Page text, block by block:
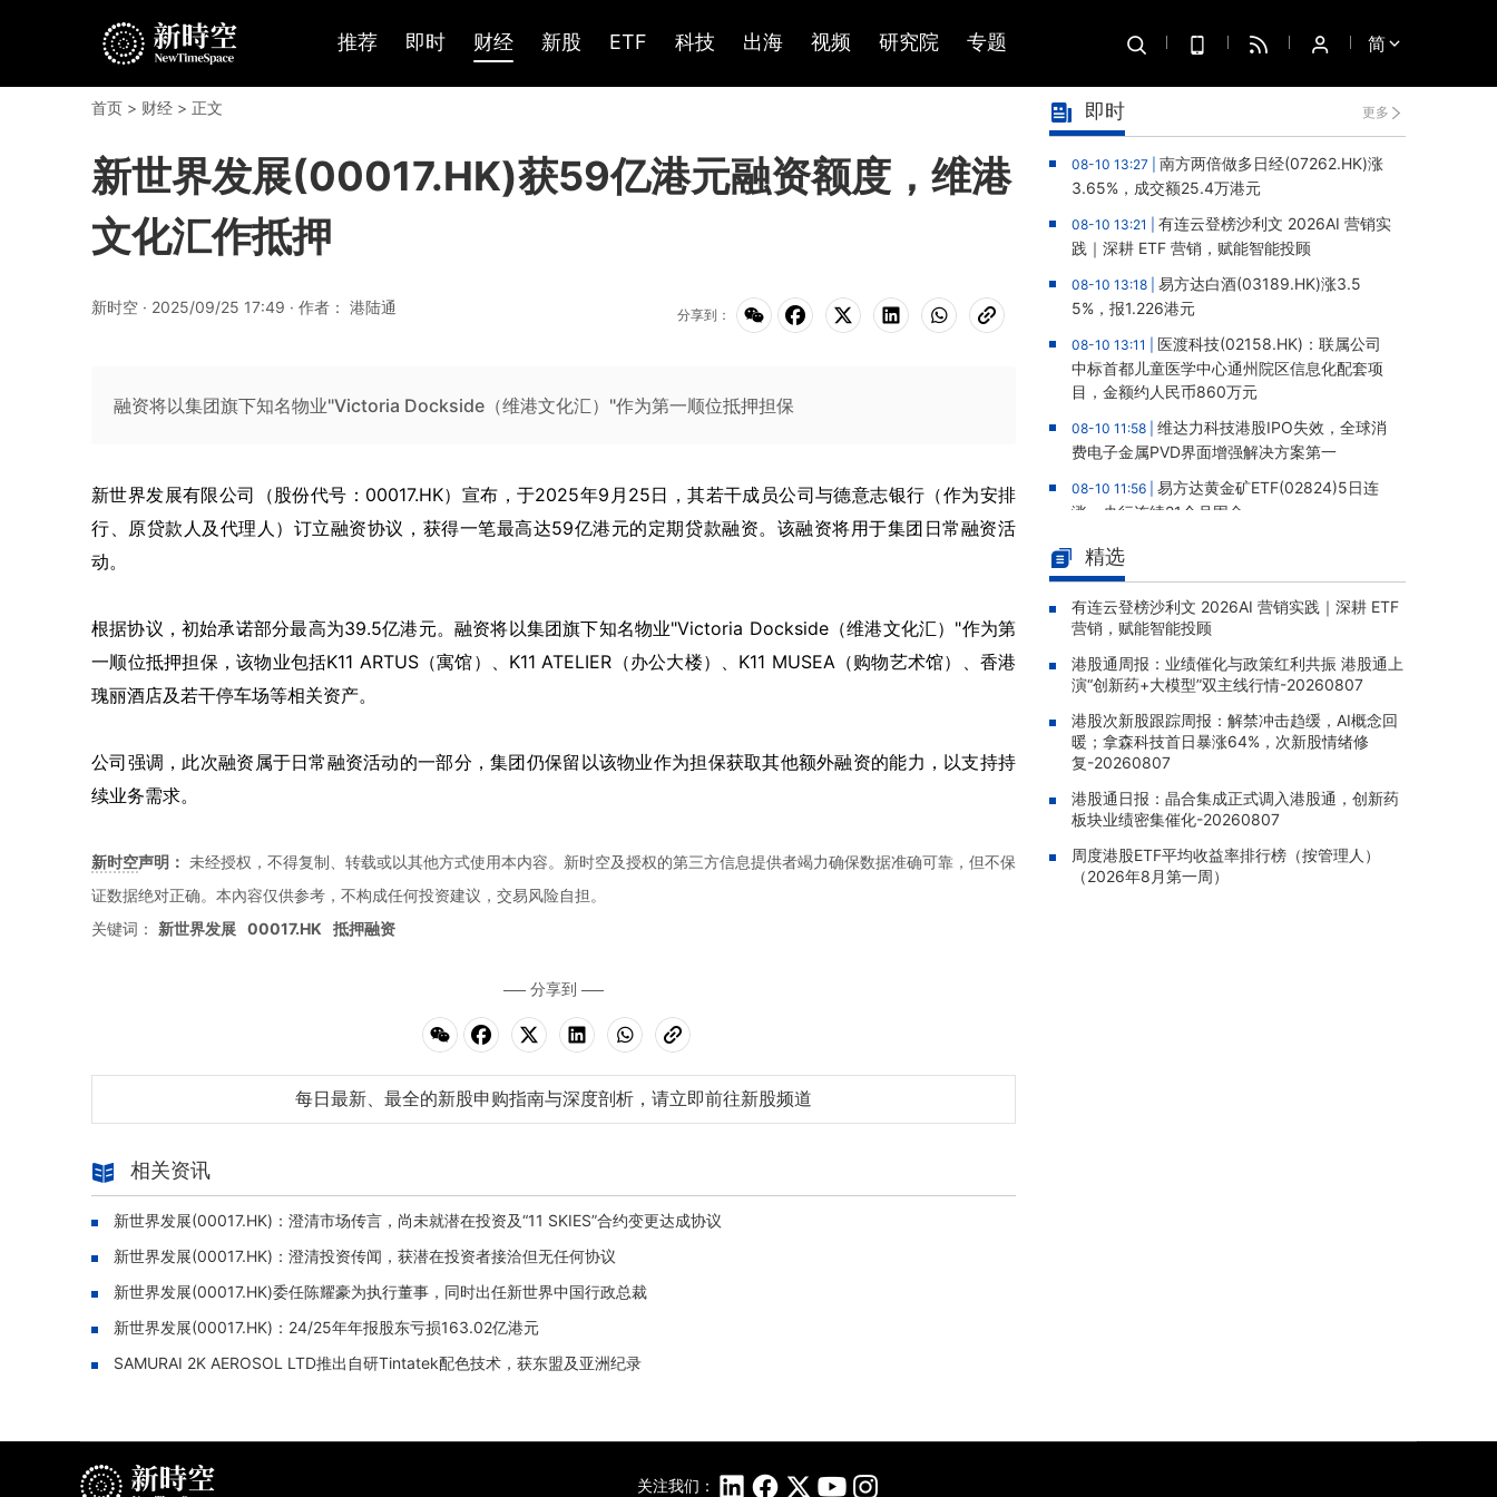
推荐 即时 财经 新股 ETF 科技 出海 视频 研究院 专题 简
首页 > 财经 > 正文
新世界发展(00017.HK)获59亿港元融资额度，维港
文化汇作抵押
新时空 · 2025/09/25 17:49 · 作者： 港陆通 分享到：
融资将以集团旗下知名物业"Victoria Dockside（维港文化汇）"作为第一顺位抵押担保
新世界发展有限公司（股份代号：00017.HK）宣布，于2025年9月25日，其若干成员公司与德意志银行（作为安排
行、原贷款人及代理人）订立融资协议，获得一笔最高达59亿港元的定期贷款融资。该融资将用于集团日常融资活
动。
根据协议，初始承诺部分最高为39.5亿港元。融资将以集团旗下知名物业"Victoria Dockside（维港文化汇）"作为第
一顺位抵押担保，该物业包括K11 ARTUS（寓馆）、K11 ATELIER（办公大楼）、K11 MUSEA（购物艺术馆）、香港
瑰丽酒店及若干停车场等相关资产。
公司强调，此次融资属于日常融资活动的一部分，集团仍保留以该物业作为担保获取其他额外融资的能力，以支持持
续业务需求。
新时空声明： 未经授权，不得复制、转载或以其他方式使用本内容。新时空及授权的第三方信息提供者竭力确保数据准确可靠，但不保
证数据绝对正确。本內容仅供参考，不构成任何投资建议，交易风险自担。
关键词：
新世界发展 00017.HK 抵押融资
分享到
每日最新、最全的新股申购指南与深度剖析，请立即前往新股频道
相关资讯
新世界发展(00017.HK)：澄清市场传言，尚未就潜在投资及“11 SKIES”合约变更达成协议
新世界发展(00017.HK)：澄清投资传闻，获潜在投资者接洽但无任何协议
新世界发展(00017.HK)委任陈耀豪为执行董事，同时出任新世界中国行政总裁
新世界发展(00017.HK)：24/25年年报股东亏损163.02亿港元
SAMURAI 2K AEROSOL LTD推出自研Tintatek配色技术，获东盟及亚洲纪录
即时 更多
08-10 13:27 | 南方两倍做多日经(07262.HK)涨
3.65%，成交额25.4万港元
08-10 13:21 | 有连云登榜沙利文 2026AI 营销实
践｜深耕 ETF 营销，赋能智能投顾
08-10 13:18 | 易方达白酒(03189.HK)涨3.5
5%，报1.226港元
08-10 13:11 | 医渡科技(02158.HK)：联属公司
中标首都儿童医学中心通州院区信息化配套项
目，金额约人民币860万元
08-10 11:58 | 维达力科技港股IPO失效，全球消
费电子金属PVD界面增强解决方案第一
08-10 11:56 | 易方达黄金矿ETF(02824)5日连
涨，央行连续21个月囤金
08-10 11:54 |
系统全球出货第八、海外第三
08-10 11:43 |杭州糖吉医疗港股IPO失效，专注
内镜减重及代谢治疗器械
08-10 11:37 | ETF融券盘点 | 中证500ETF南方
(510500)融券净卖出7546.66万元，居可比基
金第一
08-10 11:36 |ETF融资盘点 | 电力ETF广发(159
611)融资净买入1272.41万元，居可比基金首位
精选
有连云登榜沙利文 2026AI 营销实践｜深耕 ETF
营销，赋能智能投顾
港股通周报：业绩催化与政策红利共振 港股通上
演“创新药+大模型”双主线行情-20260807
港股次新股跟踪周报：解禁冲击趋缓，AI概念回
暖；拿森科技首日暴涨64%，次新股情绪修
复-20260807
港股通日报：晶合集成正式调入港股通，创新药
板块业绩密集催化-20260807
周度港股ETF平均收益率排行榜（按管理人）
（2026年8月第一周）
关注我们：